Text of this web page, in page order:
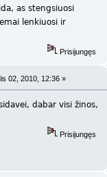
as stengsiuosi
lenkiuosi ir
Prisijungęs
02, 2010, 12:36 »
dabar visi žinos,
Prisijungęs